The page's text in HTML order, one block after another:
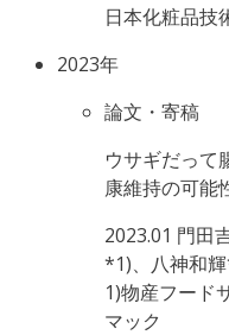
日本化粧品技
2023年
論文・寄稿
ウサギだって
康維持の可能
2023.01 門田
*1)、八神和
1)物産フード
マック